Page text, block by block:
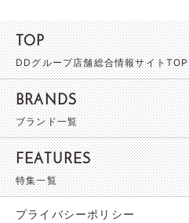
TOP
DDグループ店舗総合情報サイトTOP
BRANDS
ブランド一覧
FEATURES
特集一覧
プライバシーポリシー